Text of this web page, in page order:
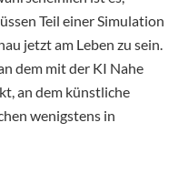
Teil einer Simulation
jetzt am Leben zu sein.
dem mit der KI Nahe
an dem künstliche
wenigstens in